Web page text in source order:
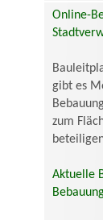
Online-
gibt es
zum
Aktuelle